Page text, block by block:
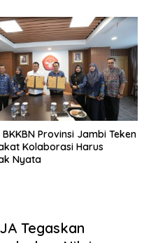
Provinsi Jambi Teken
Kolaborasi Harus
Nyata
Tegaskan